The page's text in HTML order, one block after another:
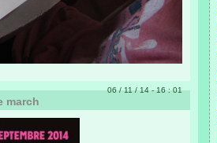
06 / 11 / 14 - 16 : 01
march